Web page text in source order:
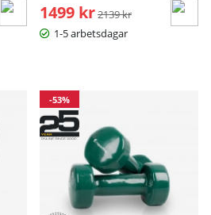
1499 kr Ordinarie pris:
2139 kr
1-5 arbetsdagar
-53%